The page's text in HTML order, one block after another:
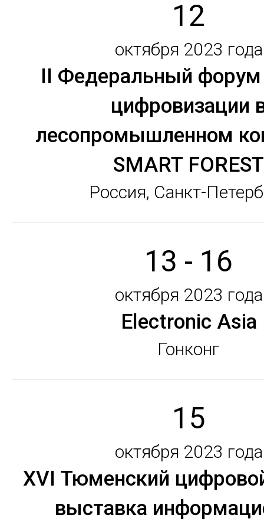
12
октября 2023 года
II Федеральный
цифровизации
лесопромышленном
SMART FOREST
Россия, Санкт-
13 - 16
октября 2023 года
Electronic Asia
Гонконг
15
октября 2023 года
XVI Тюменский
выставка